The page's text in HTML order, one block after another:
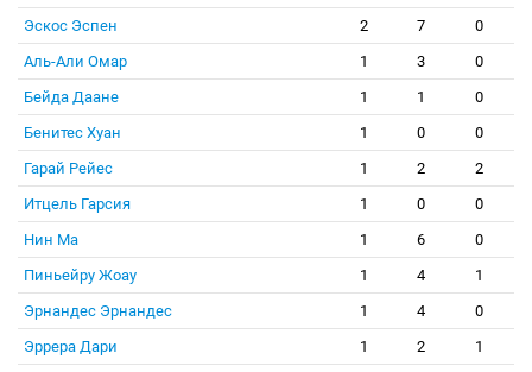
Эскос Эспен
2 7
0
Аль-Али Омар
1 3
0
Бейда Даане
1 1
0
Бенитес Хуан
1 0
0
Гарай Рейес
1 2
2
Итцель Гарсия
1 0
0
Нин Ма
1 6
0
Пиньейру Жоау
1 4
1
Эрнандес Эрнандес
1 4
0
Эррера Дари
1 2
1